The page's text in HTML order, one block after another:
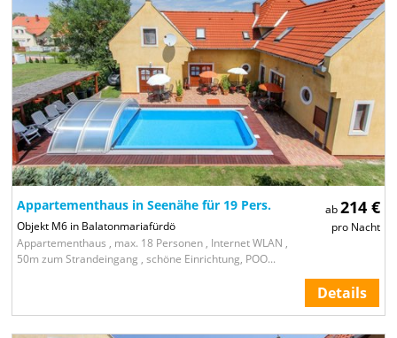
ab214 €
pro Nacht
Appartementhaus in Seenähe für 19 Pers.
Objekt M6 in Balatonmariafürdö
Appartementhaus , max. 18 Personen , Internet WLAN ,
50m zum Strandeingang , schöne Einrichtung, POO...
Details